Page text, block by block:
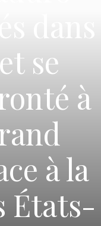
se
à
à la
États-